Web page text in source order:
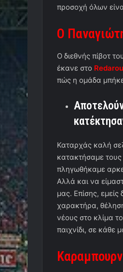
προσοχή όλων
Ο
Ο διεθνής πίβοτ
έκανε στο
πώς η ομάδα
Καταρχάς καλή
κατακτήσαμε τους
πληγωθήκαμε
Αλλά και να
μας. Επίσης,
χαρακτήρα,
νέους στο κλίμα
παιχνίδι, σε κάθε